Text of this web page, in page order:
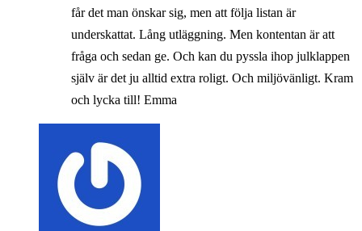
får det man önskar sig, men att följa listan är
underskattat. Lång utläggning. Men kontentan är att
fråga och sedan ge. Och kan du pyssla ihop julklappen
själv är det ju alltid extra roligt. Och miljövänligt. Kram
och lycka till! Emma